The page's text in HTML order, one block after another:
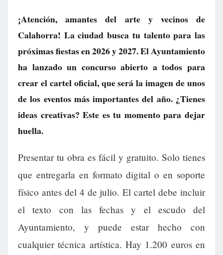
¡Atención, amantes del arte y vecinos de
Calahorra! La ciudad busca tu talento para las
próximas fiestas en 2026 y 2027. El Ayuntamiento
ha lanzado un concurso abierto a todos para
crear el cartel oficial, que será la imagen de unos
de los eventos más importantes del año. ¿Tienes
ideas creativas? Este es tu momento para dejar
huella.
Presentar tu obra es fácil y gratuito. Solo tienes
que entregarla en formato digital o en soporte
físico antes del 4 de julio. El cartel debe incluir
el texto con las fechas y el escudo del
Ayuntamiento, y puede estar hecho con
cualquier técnica artística. Hay 1.200 euros en